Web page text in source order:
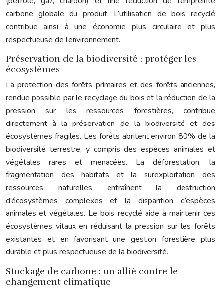
carbone globale du produit. L’utilisation de bois recyclé
contribue ainsi à une économie plus circulaire et plus
respectueuse de l’environnement.
Préservation de la biodiversité : protéger les
écosystèmes
La protection des forêts primaires et des forêts anciennes,
rendue possible par le recyclage du bois et la réduction de la
pression sur les ressources forestières, contribue
directement à la préservation de la biodiversité et des
écosystèmes fragiles. Les forêts abritent environ 80% de la
biodiversité terrestre, y compris des espèces animales et
végétales rares et menacées. La déforestation, la
fragmentation des habitats et la surexploitation des
ressources naturelles entraînent la destruction
d’écosystèmes complexes et la disparition d’espèces
animales et végétales. Le bois recyclé aide à maintenir ces
écosystèmes vitaux en réduisant la pression sur les forêts
existantes et en favorisant une gestion forestière plus
durable et plus respectueuse de la biodiversité.
Stockage de carbone : un allié contre le
changement climatique